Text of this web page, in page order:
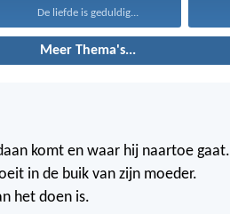
De liefde is geduldig...
Meer Thema's...
komt en waar hij naartoe gaat.
in de buik van zijn moeder.
het doen is.